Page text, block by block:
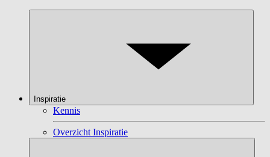
Inspiratie
Kennis
Overzicht Inspiratie